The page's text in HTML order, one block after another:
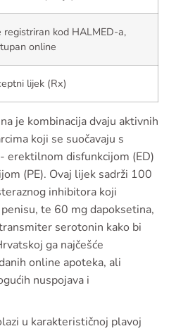
registriran kod HALMED-a,
online
lijek (Rx)
je kombinacija dvaju aktivnih
koji se suočavaju s
erektilnom disfunkcijom (ED)
(PE). Ovaj lijek sadrži 100
inhibitora koji
te 60 mg dapoksetina,
serotonin kako bi
ga najčešće
online apoteka, ali
nuspojava i
u karakterističnoj plavoj